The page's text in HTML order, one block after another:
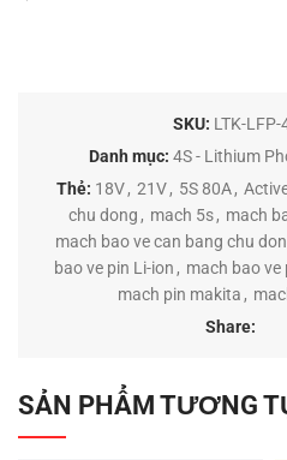
SKU: LTK-
Danh mục: 4S - Lithium
Thẻ: 18V, 21V, 5S 80A,
chu dong , mach 5s, mach
mach bao ve can bang chu
bao ve pin Li-ion , mach bao ve
mach pin makita ,
Share:
SẢN PHẨM TƯƠNG